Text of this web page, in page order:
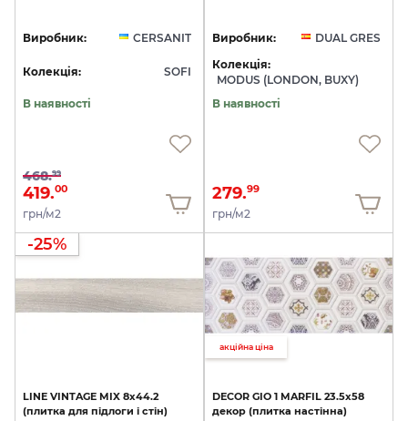
Виробник: CERSANIT
Колекція: SOFI
В наявності
468.99
419.00
грн/м2
Виробник:
DUAL GRES
Колекція:
MODUS (LONDON, BUXY)
В наявності
279.99
грн/м2
-25%
LINE VINTAGE MIX 8х44.2
(плитка для підлоги і стін)
акційна ціна
DECOR GIO 1 MARFIL 23.5x58
декор (плитка настінна)